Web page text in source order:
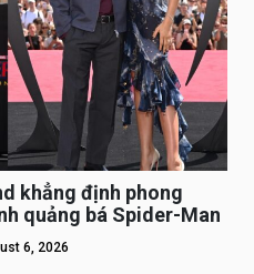
khẳng định phong
quảng bá Spider-Man
6, 2026